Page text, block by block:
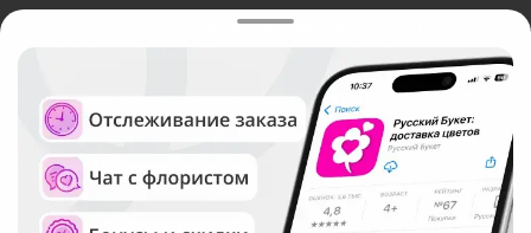
Служба круглосуточной доставки цветов в Сыктывкаре
Русский Букет, 2026
Общество с ограниченной ответственностью «Технология»
ОГРН: 1195476081745, ИНН: 5410081997
Юридический адрес: г. Новосибирск, ул. Ипподромская,
д.42, оф. 3
Рейтинг Русского букета